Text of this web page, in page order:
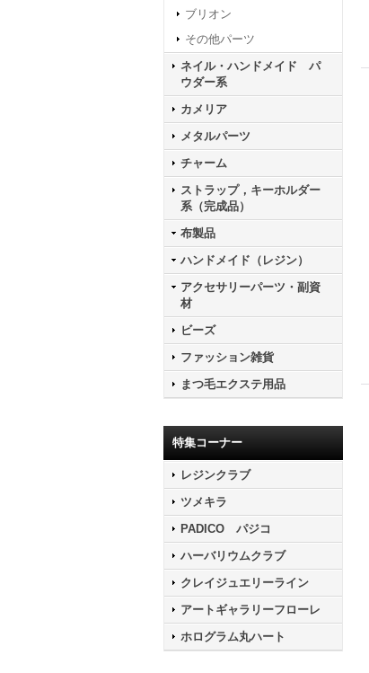
ブリオン
その他パーツ
ネイル・ハンドメイド パ
ウダー系
カメリア
メタルパーツ
チャーム
ストラップ，キーホルダー
系（完成品）
布製品
ハンドメイド（レジン）
アクセサリーパーツ・副資
材
ビーズ
ファッション雑貨
まつ毛エクステ用品
特集コーナー
レジンクラブ
ツメキラ
PADICO パジコ
ハーバリウムクラブ
クレイジュエリーライン
アートギャラリーフローレ
ホログラム丸ハート